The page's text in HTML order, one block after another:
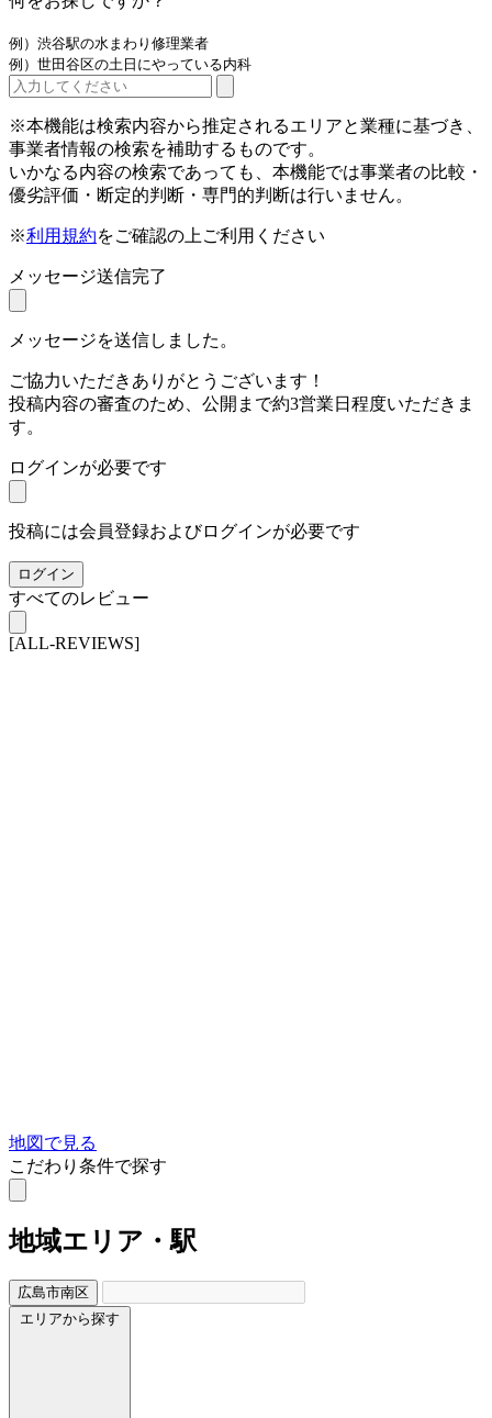
例）渋谷駅の水まわり修理業者
例）世田谷区の土日にやっている内科
※本機能は検索内容から推定されるエリアと業種に基づき、
事業者情報の検索を補助するものです。
いかなる内容の検索であっても、本機能では事業者の比較・
優劣評価・断定的判断・専門的判断は行いません。
※利用規約をご確認の上ご利用ください
メッセージ送信完了
メッセージを送信しました。
ご協力いただきありがとうございます！
投稿内容の審査のため、公開まで約3営業日程度いただきま
す。
ログインが必要です
投稿には会員登録およびログインが必要です
ログイン
すべてのレビュー
[ALL-REVIEWS]
地図で見る
こだわり条件で探す
地域エリア・駅
広島市南区
エリアから探す